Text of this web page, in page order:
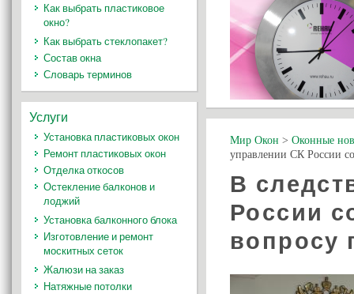
Мир Окон > Оконные
управлении СК России
В
России
вопросу
Как выбрать пластиковое
окно?
Как выбрать стеклопакет?
Состав окна
Словарь терминов
Услуги
Установка пластиковых окон
Ремонт пластиковых окон
Отделка откосов
Остекление балконов и
лоджий
Установка балконного блока
Изготовление и ремонт
москитных сеток
Жалюзи на заказ
Натяжные потолки